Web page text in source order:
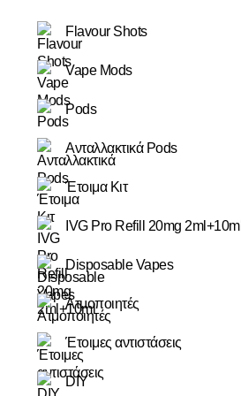
Flavour Shots
Vape Mods
Pods
Ανταλλακτικά Pods
Έτοιμα Κιτ
IVG Pro Refill 20mg 2ml+10ml
Disposable Vapes
Ατμοποιητές
Έτοιμες αντιστάσεις
DIY